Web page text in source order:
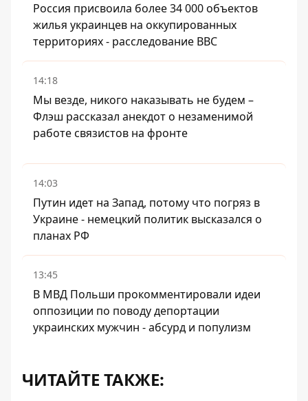
Россия присвоила более 34 000 объектов
жилья украинцев на оккупированных
территориях - расследование BBC
14:18
Мы везде, никого наказывать не будем –
Флэш рассказал анекдот о незаменимой
работе связистов на фронте
14:03
Путин идет на Запад, потому что погряз в
Украине - немецкий политик высказался о
планах РФ
13:45
В МВД Польши прокомментировали идеи
оппозиции по поводу депортации
украинских мужчин - абсурд и популизм
ЧИТАЙТЕ ТАКЖЕ: